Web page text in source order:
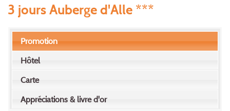
3 jours Auberge d'Alle ***
Promotion
Hôtel
Carte
Appréciations & livre d'or